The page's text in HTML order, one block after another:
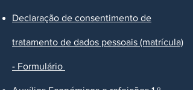
Declaração de consentimento de
tratamento de dados pessoais (matrícula)
- Formulário